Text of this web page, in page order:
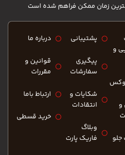
زمان ممکن فراهم شده است
و
و
پشتیبانی
پیگیری
سفارشات
شکایات و
انتقادات
وبلاگ
فاریک پارت
درباره ما
قوانین و
مقررات
ارتباط باما
خرید قسطی